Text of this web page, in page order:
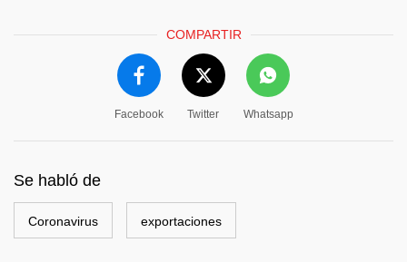
COMPARTIR
Facebook Twitter Whatsapp
Se habló de
Coronavirus exportaciones